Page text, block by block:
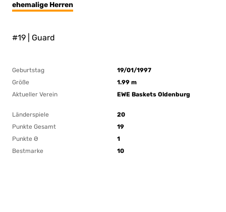
ehemalige Herren
#19 | Guard
Geburtstag
19/01/1997
Größe
1.99 m
Aktueller Verein
EWE Baskets Oldenburg
Länderspiele
20
Punkte Gesamt
19
Punkte Ø
1
Bestmarke
10